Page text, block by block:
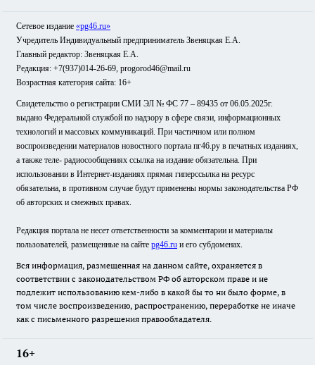
Сетевое издание «pg46.ru»
Учредитель Индивидуальный предприниматель Звеняцкая Е.А.
Главный редактор: Звеняцкая Е.А.
Редакция: +7(937)014-26-69, progorod46@mail.ru
Возрастная категория сайта: 16+
Свидетельство о регистрации СМИ ЭЛ № ФС 77 – 89435 от 06.05.2025г.
выдано Федеральной службой по надзору в сфере связи, информационных
технологий и массовых коммуникаций. При частичном или полном
воспроизведении материалов новостного портала пг46.ру в печатных изданиях,
а также теле- радиосообщениях ссылка на издание обязательна. При
использовании в Интернет-изданиях прямая гиперссылка на ресурс
обязательна, в противном случае будут применены нормы законодательства РФ
об авторских и смежных правах.
Редакция портала не несет ответственности за комментарии и материалы
пользователей, размещенные на сайте pg46.ru и его субдоменах.
Вся информация, размещенная на данном сайте, охраняется в
соответствии с законодательством РФ об авторском праве и не
подлежит использованию кем-либо в какой бы то ни было форме, в
том числе воспроизведению, распространению, переработке не иначе
как с письменного разрешения правообладателя.
16+